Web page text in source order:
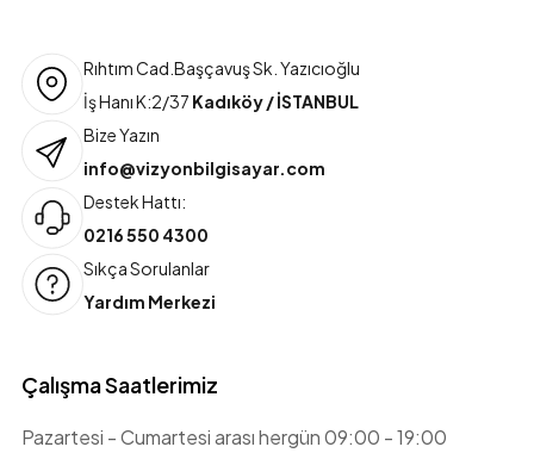
Rıhtım Cad.Başçavuş Sk. Yazıcıoğlu
İş Hanı K:2/37 Kadıköy / İSTANBUL
Bize Yazın
info@vizyonbilgisayar.com
Destek Hattı:
0216 550 4300
Sıkça Sorulanlar
Yardım Merkezi
Çalışma Saatlerimiz
Pazartesi - Cumartesi arası hergün 09:00 - 19:00